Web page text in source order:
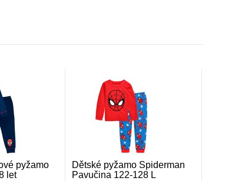
pyžamo
let
Dětské pyžamo Spiderman
Pavučina 122-128 L